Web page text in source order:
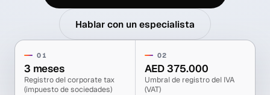
Hablar con un especialista
01
3 meses
Registro del corporate tax
(impuesto de sociedades)
02
AED 375.000
Umbral de registro del IVA
(VAT)